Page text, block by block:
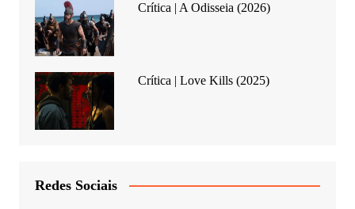
Crítica | A Odisseia (2026)
Crítica | Love Kills (2025)
Redes Sociais